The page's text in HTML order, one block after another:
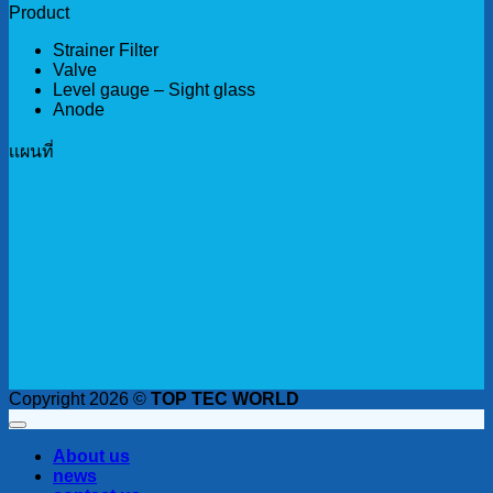
Product
Strainer Filter
Valve
Level gauge – Sight glass
Anode
เเผนที่
Copyright 2026 © TOP TEC WORLD
About us
news